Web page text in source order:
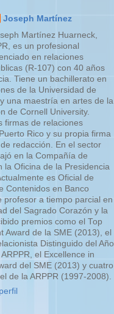
Joseph Martínez
Martínez Huarneck,
es un profesional
en relaciones
(R-107) con 40 años
Tiene un bachillerato en
de la Universidad de
una maestría en artes de la
de Cornell University.
firmas de relaciones
Rico y su propia firma
redacción. En el sector
en la Compañía de
la Oficina de la Presidencia
es Oficial de
Contenidos en Banco
profesor a tiempo parcial en
del Sagrado Corazón y la
premios como el Top
Award de la SME (2013), el
Distinguido del Año
el Excellence in
del SME (2013) y cuatro
de la ARPPR (1997-2008).